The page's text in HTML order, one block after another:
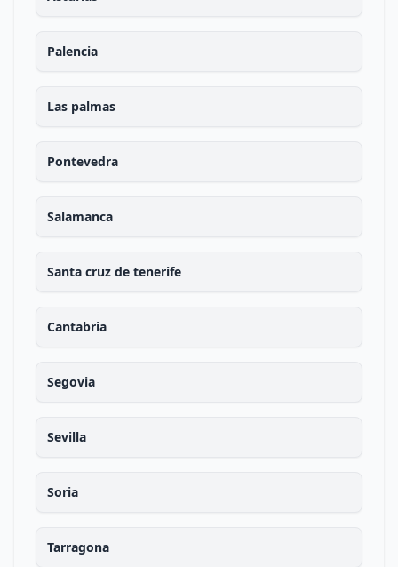
Palencia
Las palmas
Pontevedra
Salamanca
Santa cruz de tenerife
Cantabria
Segovia
Sevilla
Soria
Tarragona